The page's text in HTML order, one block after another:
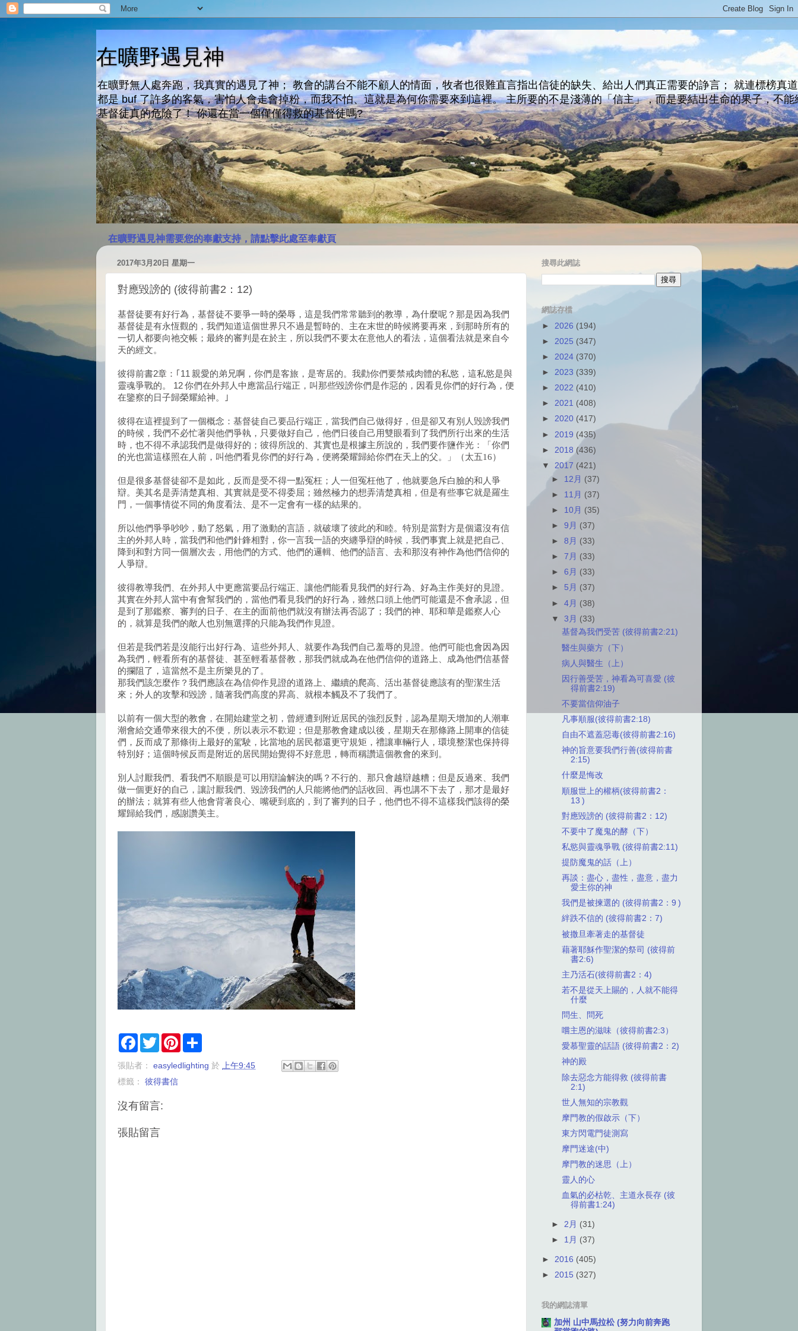
在曠野遇見神
在曠野無人處奔跑，我真實的遇見了神； 教會的講台不能不顧人的情面，牧者也很難直言指出信徒的缺失、給出人們真正需要的諍言； 就連標榜真
都是 buf 了許多的客氣，害怕人會走會掉粉，而我不怕、這就是為何你需要來到這裡。 主所要的不是淺薄的「信主」，而是要結出生命的果子，不能
基督徒真的危險了！ 你還在當一個僅僅得救的基督徒嗎?
在曠野遇見神需要您的奉獻支持，請點擊此處至奉獻頁
2017年3月20日 星期一
對應毀謗的 (彼得前書2：12)
基督徒要有好行為，基督徒不要爭一時的榮辱，這是我們常常聽到的教導，為什麼呢？那是因為我們
基督徒是有永恆觀的，我們知道這個世界只不過是暫時的、主在末世的時候將要再來，到那時所有的
一切人都要向祂交帳；最終的審判是在於主，所以我們不要太在意他人的看法，這個看法就是來自今
天的經文。
彼得前書2章：｢11 親愛的弟兄啊，你們是客旅，是寄居的。我勸你們要禁戒肉體的私慾，這私慾是與
靈魂爭戰的。 12 你們在外邦人中應當品行端正，叫那些毀謗你們是作惡的，因看見你們的好行為，便
在鑒察的日子歸榮耀給神。｣
彼得在這裡提到了一個概念：基督徒自己要品行端正，當我們自己做得好，但是卻又有別人毁謗我們
的時候，我們不必忙著與他們爭執，只要做好自己，他們日後自己用雙眼看到了我們所行出來的生活
時，也不得不承認我們是做得好的；彼得所說的、其實也是根據主所說的，我們要作鹽作光：「 你們
的光也當這樣照在人前，叫他們看見你們的好行為，便將榮耀歸給你們在天上的父。」（太五16）
但是很多基督徒卻不是如此，反而是受不得一點冤枉；人一但冤枉他了，他就要急斥白臉的和人爭
辯。美其名是弄清楚真相、其實就是受不得委屈；雖然極力的想弄清楚真相，但是有些事它就是羅生
門，一個事情從不同的角度看法、是不一定會有一樣的結果的。
所以他們爭爭吵吵，動了怒氣，用了激動的言語，就破壞了彼此的和睦。特別是當對方是個還沒有信
主的外邦人時，當我們和他們針鋒相對，你一言我一語的夾纏爭辯的時候，我們事實上就是把自己、
降到和對方同一個層次去，用他們的方式、他們的邏輯、他們的語言、去和那沒有神作為他們信仰的
人爭辯。
彼得教導我們、在外邦人中更應當要品行端正、讓他們能看見我們的好行為、好為主作美好的見證。
其實在外邦人當中有會幫我們的，當他們看見我們的好行為，雖然口頭上他們可能還是不會承認，但
是到了那鑑察、審判的日子、在主的面前他們就沒有辦法再否認了；我們的神、耶和華是鑑察人心
的，就算是我們的敵人也別無選擇的只能為我們作見證。
但若是我們若是沒能行出好行為、這些外邦人、就要作為我們自己羞辱的見證。他們可能也會因為因
為我們，輕看所有的基督徒、甚至輕看基督教，那我們就成為在他們信仰的道路上、成為他們信基督
的攔阻了，這當然不是主所樂見的了。
那我們該怎麼作？我們應該在為信仰作見證的道路上、繼續的爬高、活出基督徒應該有的聖潔生活
來；外人的攻擊和毀謗，隨著我們高度的昇高、就根本觸及不了我們了。
以前有一個大型的教會，在開始建堂之初，曾經遭到附近居民的強烈反對，認為星期天增加的人潮車
潮會給交通帶來很大的不便，所以表示不歡迎；但是那教會建成以後，星期天在那條路上開車的信徒
們，反而成了那條街上最好的駕駛，比當地的居民都還更守規矩，禮讓車輛行人，環境整潔也保持得
特別好；這個時候反而是附近的居民開始覺得不好意思，轉而稱讚這個教會的來到。
別人討厭我們、看我們不順眼是可以用辯論解決的嗎？不行的、那只會越辯越糟；但是反過來、我們
做一個更好的自己，讓討厭我們、毀謗我們的人只能將他們的話收回、再也講不下去了，那才是最好
的辦法；就算有些人他會背著良心、嘴硬到底的，到了審判的日子，他們也不得不這樣我們該得的榮
耀歸給我們，感謝讚美主。
F
e
o
k
T
w
t
e
P
t
r
張貼者： easyledlighting 於
上午9:45
標籤： 彼得書信
沒有留言:
張貼留言
搜尋此網誌
網誌存檔
► 2026 (194)
► 2025 (347)
► 2024 (370)
► 2023 (339)
► 2022 (410)
► 2021 (408)
► 2020 (417)
► 2019 (435)
► 2018 (436)
▼ 2017 (421)
► 12月 (37)
► 11月 (37)
► 10月 (35)
►9月 (37)
►8月 (33)
►7月 (33)
►6月 (33)
► 5月 (37)
►4月 (38)
▼3月 (33)
基督為我們受苦 (彼得前書2:21)
醫生與藥方（下）
病人與醫生（上）
因行善受苦，神看為可喜愛 (彼
得前書2:19)
不要當信仰油子
凡事順服(彼得前書2:18)
自由不遮蓋惡毒(彼得前書2:16)
神的旨意要我們行善(彼得前書
2:15)
什麼是悔改
順服世上的權柄(彼得前書2：
13 )
對應毀謗的 (彼得前書2：12)
不要中了魔鬼的酵（下）
私慾與靈魂爭戰 (彼得前書2:11)
提防魔鬼的話（上）
再談：盡心，盡性，盡意，盡力
愛主你的神
我們是被揀選的 (彼得前書2：9 )
絆跌不信的 (彼得前書2：7)
被撒旦牽著走的基督徒
藉著耶穌作聖潔的祭司 (彼得前
書2:6)
主乃活石(彼得前書2：4)
若不是從天上賜的，人就不能得
什麼
問生、問死
嚐主恩的滋味（彼得前書2:3）
愛慕聖靈的話語 (彼得前書2：2)
神的殿
除去惡念方能得救 (彼得前書
2:1)
世人無知的宗教觀
摩門教的假啟示（下）
東方閃電門徒測寫
摩門迷途(中)
摩門教的迷思（上）
靈人的心
血氣的必枯乾、主道永長存 (彼
得前書1:24)
►2月 (31)
► 1月 (37)
► 2016 (405)
► 2015 (327)
我的網誌清單
加州 山中馬拉松 (努力向前奔跑